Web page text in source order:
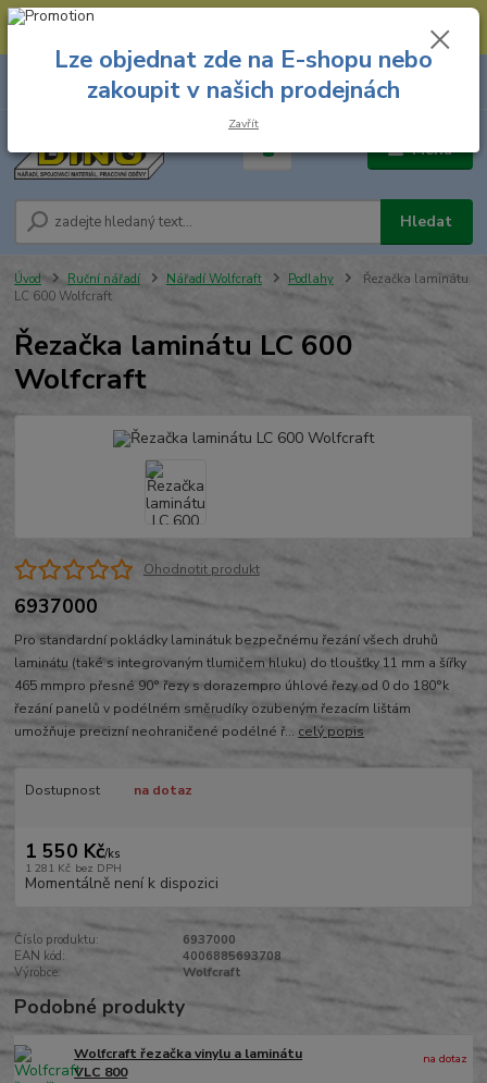
--- Spojovací materiál: 774 431 045 --- Prodejna nářadí: 731 449 423 --
Menu
Hledat
8.00 hod. - 16.00 hod.
za
Úvod Ruční nářadí Nářadí Wolfcraft Podlahy
Řezačka laminátu
LC 600 Wolfcraft
Řezačka laminátu LC 600
Wolfcraft
Ohodnotit produkt
6937000
Pro standardní pokládky laminátuk bezpečnému řezání všech druhů
laminátu (také s integrovaným tlumičem hluku) do tloušťky 11 mm a šířky
465 mmpro přesné 90° řezy s dorazempro úhlové řezy od 0 do 180°k
řezání panelů v podélném směrudíky ozubeným řezacím lištám
umožňuje precizní neohraničené podélné ř... celý popis
Dostupnost na dotaz
1 550 Kč/ks
1 281 Kč bez DPH
Momentálně není k dispozici
Číslo produktu:
6937000
EAN kód:
4006885693708
Výrobce:
Wolfcraft
Podobné produkty
Wolfcraft řezačka vinylu a laminátu
VLC 800
na dotaz
Lze objednat zde na E-shopu nebo
zakoupit v našich prodejnách
Zavřít